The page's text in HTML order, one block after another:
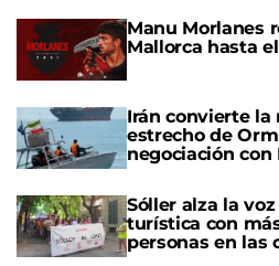
Manu Morlanes
Mallorca hasta el
Irán convierte la
estrecho de
negociación con
Sóller alza la
turística con
personas en las